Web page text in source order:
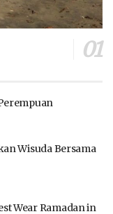
Wisuda Bersama
Wear Ramadan in